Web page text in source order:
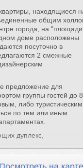
находящиеся
общим
города, на "площади
доме расположены
посуточно в
2 смежные
предложение для
группы гостей до 8
либо туристическим
по тем или иным
дуплекс,
сауной (ID 74-030)